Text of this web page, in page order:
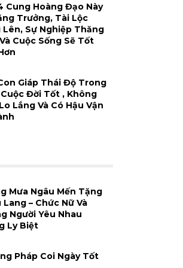
Cung Hoàng Đạo Này
Trưởng, Tài Lộc
Lên, Sự Nghiệp Thăng
Cuộc Sống Sẽ Tốt
Giáp Thái Độ Trong
Đời Tốt , Không
Lắng Và Có Hậu Vận
Mưa Ngâu Mến Tặng
Lang – Chức Nữ Và
Người Yêu Nhau
Ly Biệt
Pháp Coi Ngày Tốt